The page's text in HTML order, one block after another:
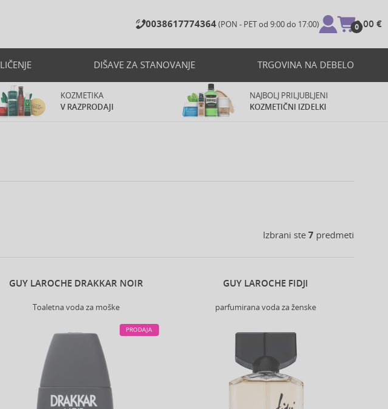
0038617774364(PON - PET od 9:00 do 17:00) 0
0,00 €
LIČENJE DIŠAVE ZA STANOVANJE TRGOVINA NA DEBELO
KOZMETIKA
V RAZPRODAJI
NAJBOLJ PRILJUBLJENI
KOZMETIČNI IZDELKI
Izbrani ste 7 predmeti
GUY LAROCHE DRAKKAR NOIR
Toaletna voda za moške
PRODAJA
GUY LAROCHE FIDJI
parfumirana voda za ženske